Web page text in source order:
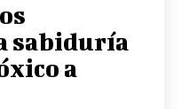
sabiduría
a